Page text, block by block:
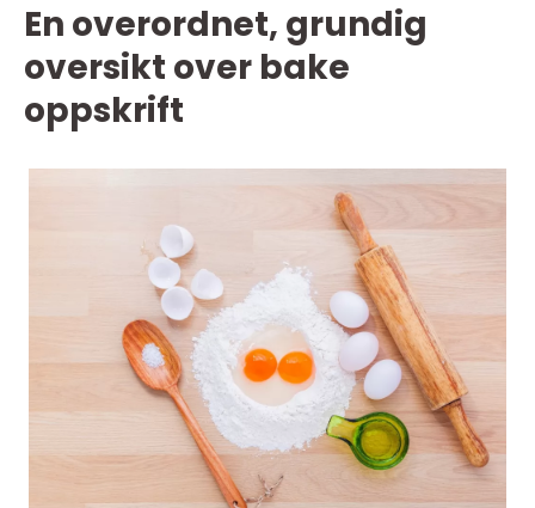
En overordnet, grundig
oversikt over bake
oppskrift